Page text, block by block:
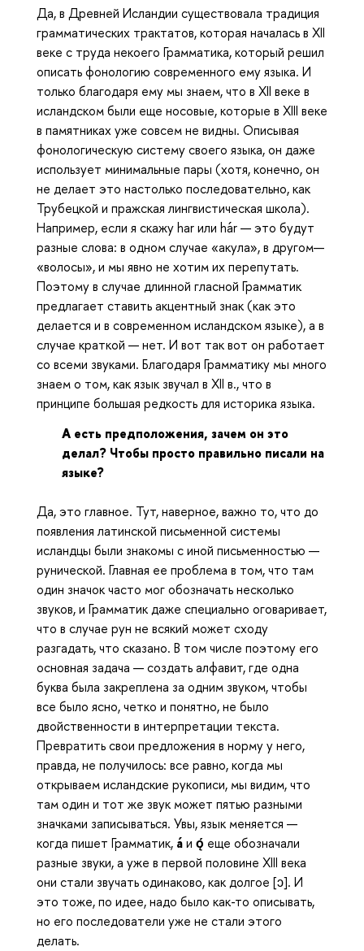
Да, в Древней Исландии существовала традиция
грамматических трактатов, которая началась в XII
веке с труда некоего Грамматика, который решил
описать фонологию современного ему языка. И
только благодаря ему мы знаем, что в XII веке в
исландском были еще носовые, которые в XIII веке
в памятниках уже совсем не видны. Описывая
фонологическую систему своего языка, он даже
использует минимальные пары (хотя, конечно, он
не делает это настолько последовательно, как
Трубецкой и пражская лингвистическая школа).
Например, если я скажу har или hár — это будут
разные слова: в одном случае «акула», в другом—
«волосы», и мы явно не хотим их перепутать.
Поэтому в случае длинной гласной Грамматик
предлагает ставить акцентный знак (как это
делается и в современном исландском языке), а в
случае краткой — нет. И вот так вот он работает
со всеми звуками. Благодаря Грамматику мы много
знаем о том, как язык звучал в XII в., что в
принципе большая редкость для историка языка.
А есть предположения, зачем он это
делал? Чтобы просто правильно писали на
языке?
Да, это главное. Тут, наверное, важно то, что до
появления латинской письменной системы
исландцы были знакомы с иной письменностью —
рунической. Главная ее проблема в том, что там
один значок часто мог обозначать несколько
звуков, и Грамматик даже специально оговаривает,
что в случае рун не всякий может сходу
разгадать, что сказано. В том числе поэтому его
основная задача — создать алфавит, где одна
буква была закреплена за одним звуком, чтобы
все было ясно, четко и понятно, не было
двойственности в интерпретации текста.
Превратить свои предложения в норму у него,
правда, не получилось: все равно, когда мы
открываем исландские рукописи, мы видим, что
там один и тот же звук может пятью разными
значками записываться. Увы, язык меняется —
когда пишет Грамматик, áи ǫ́ еще обозначали
разные звуки, а уже в первой половине XIII века
они стали звучать одинаково, как долгое [ɔ]. И
это тоже, по идее, надо было как-то описывать,
но его последователи уже не стали этого
делать.